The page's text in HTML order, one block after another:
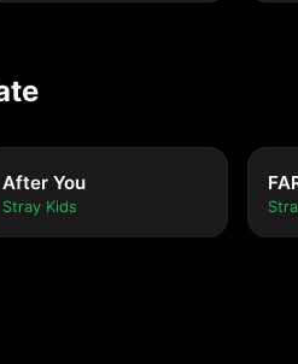
After You
Stray Kids